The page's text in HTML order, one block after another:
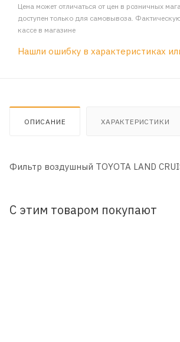
Цена может отличаться от цен в розничных
доступен только для самовывоза.
кассе в магазине
Нашли ошибку в характеристиках
ОПИСАНИЕ ХАРАКТЕРИСТИКИ
Фильтр воздушный TOYOTA LAND
С этим товаром покупают